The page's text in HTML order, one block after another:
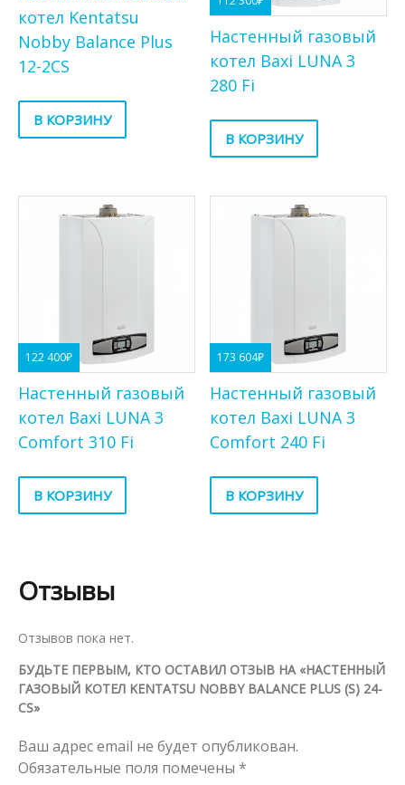
котел Kentatsu
Nobby Balance Plus
12-2CS
В КОРЗИНУ
Настенный газовый
котел Baxi LUNA 3
280 Fi
В КОРЗИНУ
122 400₽
Настенный газовый
котел Baxi LUNA 3
Comfort 310 Fi
В КОРЗИНУ
173 604₽
Настенный газовый
котел Baxi LUNA 3
Comfort 240 Fi
В КОРЗИНУ
Отзывы
Отзывов пока нет.
БУДЬТЕ ПЕРВЫМ, КТО ОСТАВИЛ ОТЗЫВ НА «НАСТЕННЫЙ
ГАЗОВЫЙ КОТЕЛ KENTATSU NOBBY BALANCE PLUS (S) 24-
CS»
Ваш адрес email не будет опубликован.
Обязательные поля помечены *